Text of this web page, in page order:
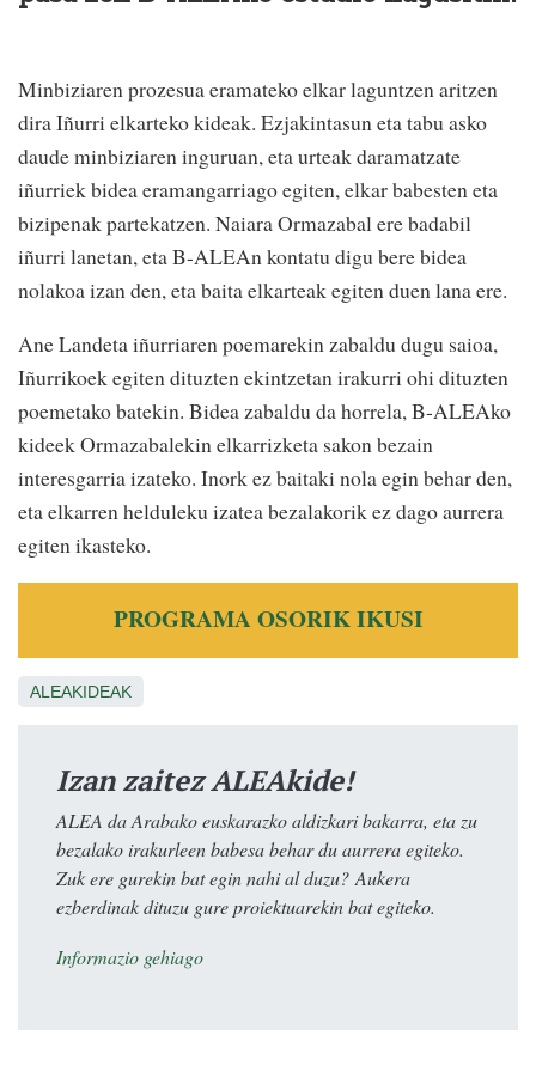
Minbiziaren prozesua eramateko elkar laguntzen aritzen
dira Iñurri elkarteko kideak. Ezjakintasun eta tabu asko
daude minbiziaren inguruan, eta urteak daramatzate
iñurriek bidea eramangarriago egiten, elkar babesten eta
bizipenak partekatzen. Naiara Ormazabal ere badabil
iñurri lanetan, eta B-ALEAn kontatu digu bere bidea
nolakoa izan den, eta baita elkarteak egiten duen lana ere.
Ane Landeta iñurriaren poemarekin zabaldu dugu saioa,
Iñurrikoek egiten dituzten ekintzetan irakurri ohi dituzten
poemetako batekin. Bidea zabaldu da horrela, B-ALEAko
kideek Ormazabalekin elkarrizketa sakon bezain
interesgarria izateko. Inork ez baitaki nola egin behar den,
eta elkarren helduleku izatea bezalakorik ez dago aurrera
egiten ikasteko.
PROGRAMA OSORIK IKUSI
ALEAKIDEAK
Izan zaitez ALEAkide!
ALEA da Arabako euskarazko aldizkari bakarra, eta zu
bezalako irakurleen babesa behar du aurrera egiteko.
Zuk ere gurekin bat egin nahi al duzu? Aukera
ezberdinak dituzu gure proiektuarekin bat egiteko.
Informazio gehiago